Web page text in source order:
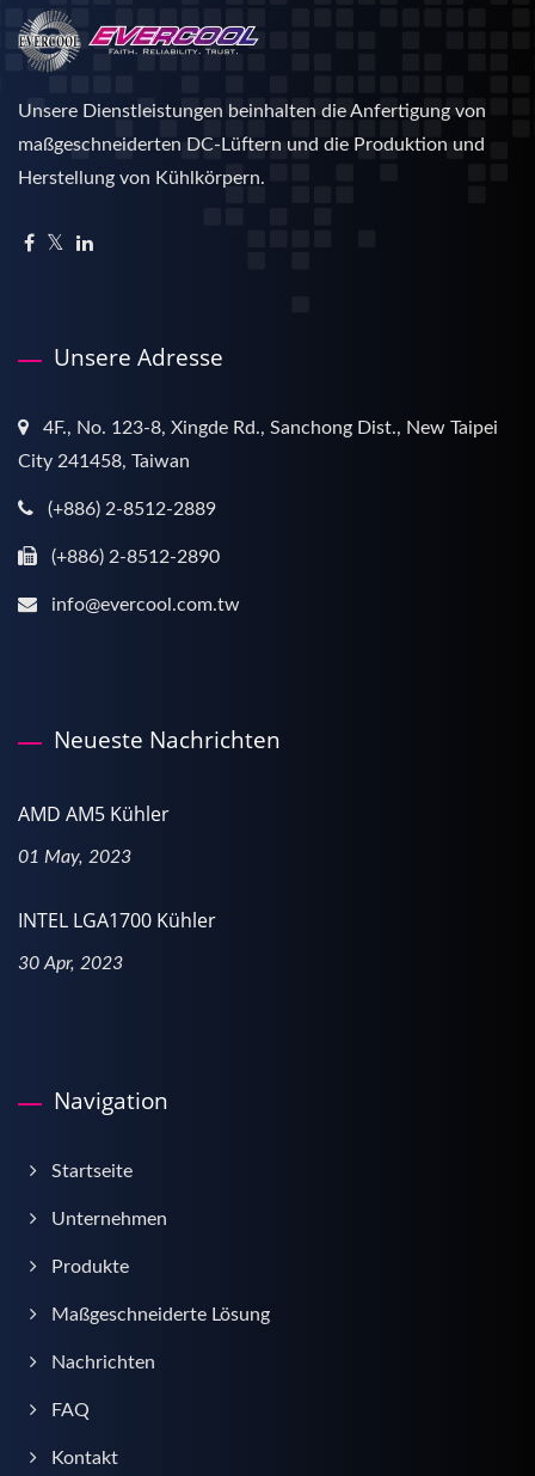
Unsere Dienstleistungen beinhalten die Anfertigung von
maßgeschneiderten DC-Lüftern und die Produktion und
Herstellung von Kühlkörpern.
Unsere Adresse
4F., No. 123-8, Xingde Rd., Sanchong Dist., New Taipei
City 241458, Taiwan
(+886) 2-8512-2889
(+886) 2-8512-2890
info@evercool.com.tw
Neueste Nachrichten
AMD AM5 Kühler
01 May, 2023
INTEL LGA1700 Kühler
30 Apr, 2023
Navigation
Startseite
Unternehmen
Produkte
Maßgeschneiderte Lösung
Nachrichten
FAQ
Kontakt